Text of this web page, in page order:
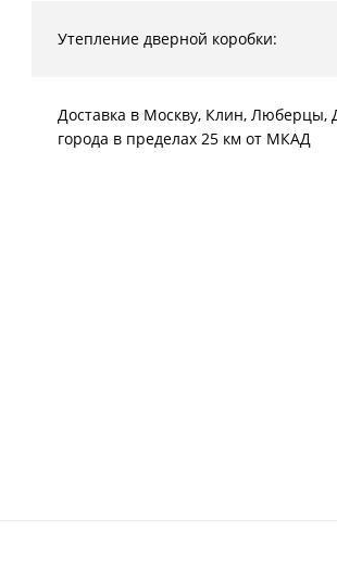
Утепление дверной коробки:
Доставка в Москву, Клин,
города в пределах 25 км от МКАД